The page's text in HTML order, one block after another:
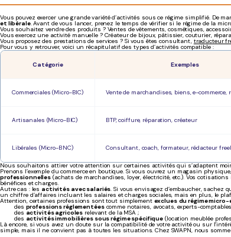
Vous pouvez exercer une grande variété d’activités sous ce régime simplifié. De
et libérale. Avant de vous lancer, prenez le temps de vérifier si le régime de la
Vous souhaitez vendre des produits ? Ventes de vêtements, cosmétiques,
Vous exercez une activité manuelle ? Créateur de bijoux, pâtissier, couturier,
Vous proposez des prestations de services ? Si vous êtes consultant, traducteur
Pour vous y retrouver, voici un récapitulatif des types d’activités compatible :
Catégorie Exemples
Commerciales (Micro-BIC) Vente de marchandises, biens, e-commerce,
Artisanales (Micro-BIC) BTP, coiffure, réparation, créateur
Libérales (Micro-BNC) Consultant, coach, formateur, rédacteur
Nous souhaitons attirer votre attention sur certaines activités qui s’adaptent
Prenons l’exemple du commerce en boutique. Si vous ouvrez un magasin
professionnelles (achats de marchandises, loyer, électricité, etc.). Vos
bénéfices et charges.
Autre cas : les activités avec salariés. Si vous envisagez d’embaucher, sachez
un chiffre d’affaires incluant les salaires et charges sociales, mais en plus, le
Attention, certaines professions sont tout simplement exclues du régime
des professions réglementéescomme notaires, avocats, experts-
des activités agricoles relevant de la MSA ;
des activités immobilières sous régime spécifique (location meublée
Là encore, si vous avez un doute sur la compatibilité de votre activité ou sur
simple, mais il ne convient pas à toutes les situations. Chez SWAPN, nous